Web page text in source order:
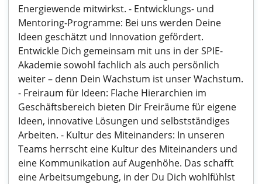
Energiewende mitwirkst. - Entwicklungs- und
Mentoring-Programme: Bei uns werden Deine
Ideen geschätzt und Innovation gefördert.
Entwickle Dich gemeinsam mit uns in der SPIE-
Akademie sowohl fachlich als auch persönlich
weiter – denn Dein Wachstum ist unser Wachstum.
- Freiraum für Ideen: Flache Hierarchien im
Geschäftsbereich bieten Dir Freiräume für eigene
Ideen, innovative Lösungen und selbstständiges
Arbeiten. - Kultur des Miteinanders: In unseren
Teams herrscht eine Kultur des Miteinanders und
eine Kommunikation auf Augenhöhe. Das schafft
eine Arbeitsumgebung, in der Du Dich wohlfühlst